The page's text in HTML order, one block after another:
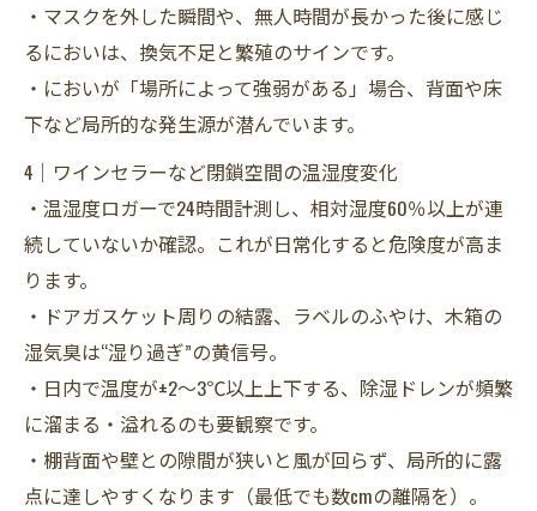
・マスクを外した瞬間や、無人時間が長かった後に感じ
るにおいは、換気不足と繁殖のサインです。
・においが「場所によって強弱がある」場合、背面や床
下など局所的な発生源が潜んでいます。
4｜ワインセラーなど閉鎖空間の温湿度変化
・温湿度ロガーで24時間計測し、相対湿度60％以上が連
続していないか確認。これが日常化すると危険度が高ま
ります。
・ドアガスケット周りの結露、ラベルのふやけ、木箱の
湿気臭は“湿り過ぎ”の黄信号。
・日内で温度が±2〜3℃以上上下する、除湿ドレンが頻繁
に溜まる・溢れるのも要観察です。
・棚背面や壁との隙間が狭いと風が回らず、局所的に露
点に達しやすくなります（最低でも数cmの離隔を）。